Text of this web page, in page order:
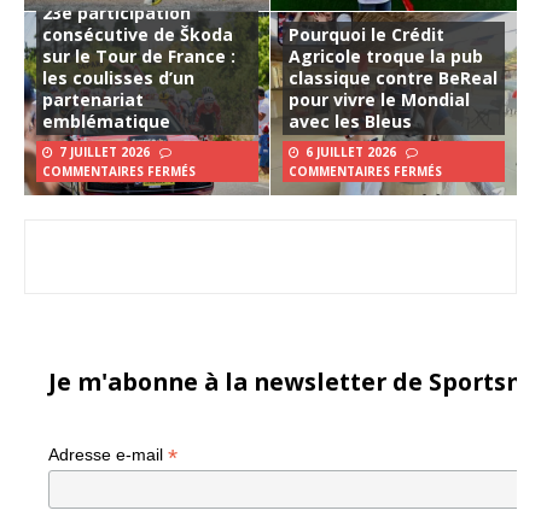
23e participation
consécutive de Škoda
sur le Tour de France :
les coulisses d’un
partenariat
emblématique
7 JUILLET 2026
COMMENTAIRES FERMÉS
Pourquoi le Crédit
Agricole troque la pub
classique contre BeReal
pour vivre le Mondial
avec les Bleus
6 JUILLET 2026
COMMENTAIRES FERMÉS
Je m'abonne à la newsletter de
Adresse e-mail *